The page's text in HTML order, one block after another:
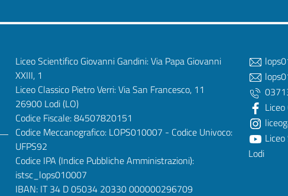
Liceo Scientifico Giovanni Gandini: Via Papa Giovanni
XXIII, 1
Liceo Classico Pietro Verri: Via San Francesco, 11
26900 Lodi(LO)
Codice Fiscale: 84507820151
Codice Meccanografico: LOPS010007 - Codice Univoco:
UFPS92
Codice IPA (Indice Pubbliche Amministrazioni):
istsc_lops010007
IBAN: IT 34 D 05034 20330 000000296709
Lodi